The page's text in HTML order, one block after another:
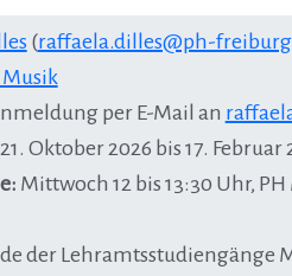
(raffaela.dilles@ph-
per E-Mail an
21. Oktober 2026 bis 17.
Mittwoch 12 bis 13:30 Uhr,
der Lehramtsstudiengänge